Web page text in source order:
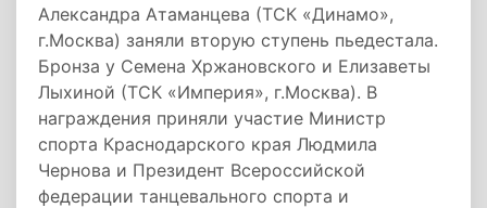
Александра Атаманцева (ТСК «Динамо»,
г.Москва) заняли вторую ступень пьедестала.
Бронза у Семена Хржановского и Елизаветы
Лыхиной (ТСК «Империя», г.Москва). В
награждения приняли участие Министр
спорта Краснодарского края Людмила
Чернова и Президент Всероссийской
федерации танцевального спорта и